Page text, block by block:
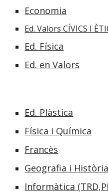
Economia
Ed. Valors CÍVICS I
Ed. Física
Ed. en Valors
Ed. Plàstica
Física i Química
Francès
Geografia i Història
Informàtica